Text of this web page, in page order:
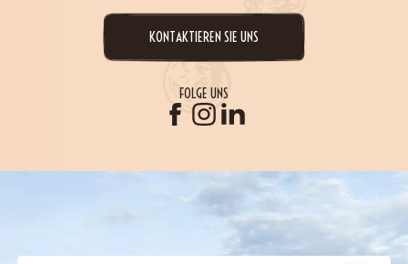
KONTAKTIEREN SIE UNS
FOLGE UNS